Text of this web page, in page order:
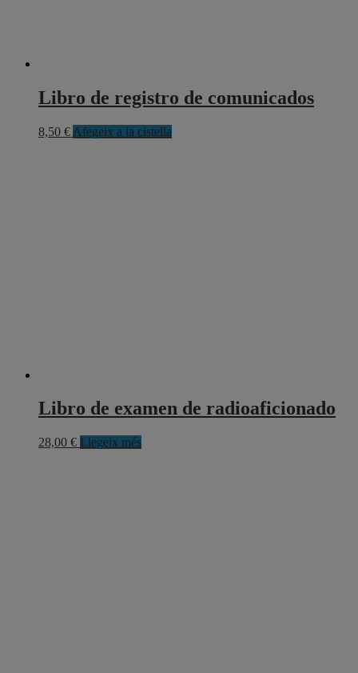
Libro de registro de comunicados
8,50 € Afegeix a la cistella
Libro de examen de radioaficionado
28,00 € Llegeix més